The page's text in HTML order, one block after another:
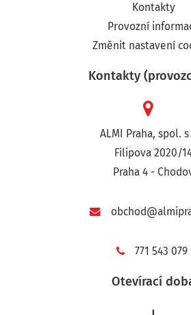
Kontakty
Provozní
Změnit nastavení
Kontakty
ALMI Praha, spol. s
Filipova 2020/
Praha 4 -
771 543 079
Otevírací